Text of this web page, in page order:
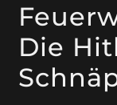
Die